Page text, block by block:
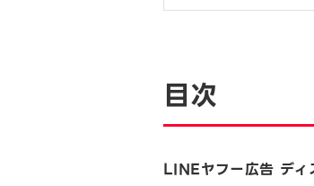
目次
LINEヤフー広告 ディ